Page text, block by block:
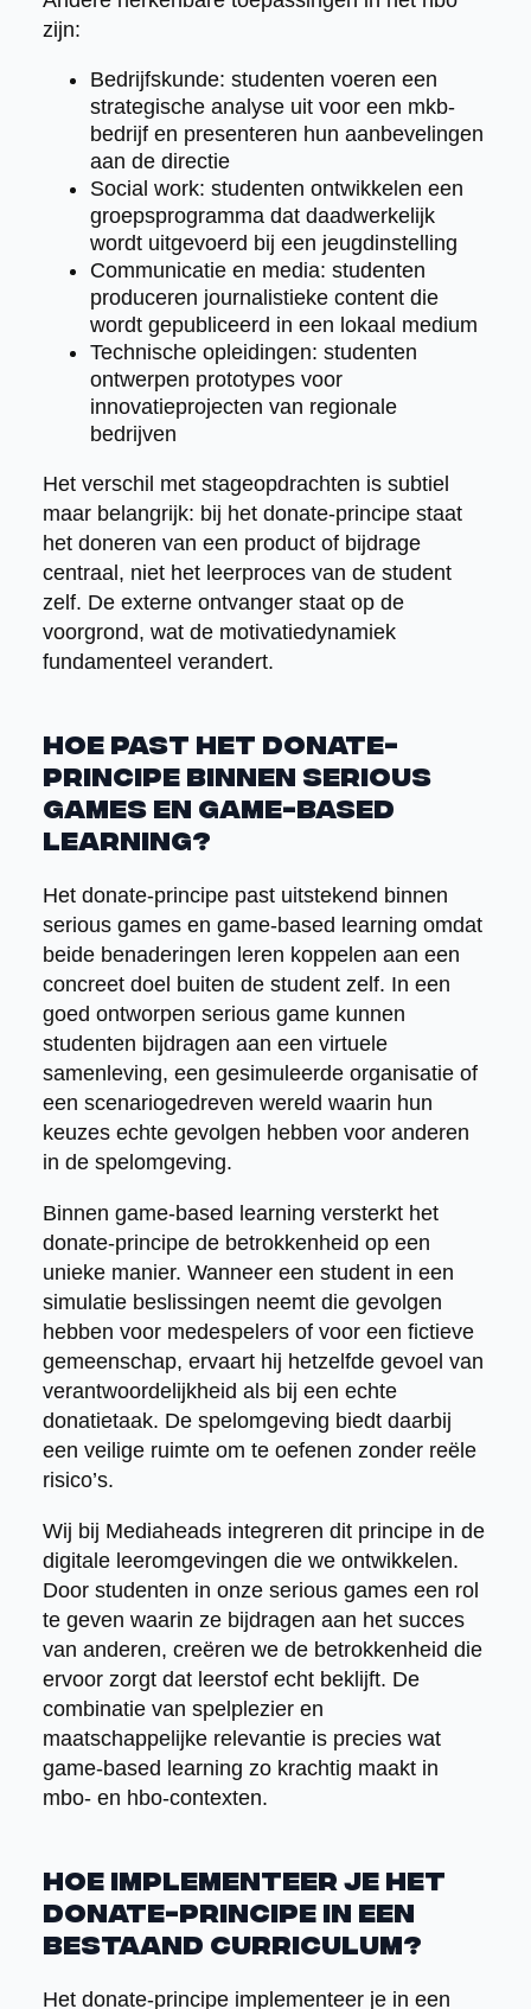
zijn:
Bedrijfskunde: studenten voeren een
strategische analyse uit voor een mkb-
bedrijf en presenteren hun aanbevelingen
aan de directie
Social work: studenten ontwikkelen een
groepsprogramma dat daadwerkelijk
wordt uitgevoerd bij een jeugdinstelling
Communicatie en media: studenten
produceren journalistieke content die
wordt gepubliceerd in een lokaal medium
Technische opleidingen: studenten
ontwerpen prototypes voor
innovatieprojecten van regionale
bedrijven
Het verschil met stageopdrachten is subtiel
maar belangrijk: bij het donate-principe staat
het doneren van een product of bijdrage
centraal, niet het leerproces van de student
zelf. De externe ontvanger staat op de
voorgrond, wat de motivatiedynamiek
fundamenteel verandert.
Hoe past het donate-
principe binnen serious
games en game-based
learning?
Het donate-principe past uitstekend binnen
serious games en game-based learning omdat
beide benaderingen leren koppelen aan een
concreet doel buiten de student zelf. In een
goed ontworpen serious game kunnen
studenten bijdragen aan een virtuele
samenleving, een gesimuleerde organisatie of
een scenariogedreven wereld waarin hun
keuzes echte gevolgen hebben voor anderen
in de spelomgeving.
Binnen game-based learning versterkt het
donate-principe de betrokkenheid op een
unieke manier. Wanneer een student in een
simulatie beslissingen neemt die gevolgen
hebben voor medespelers of voor een fictieve
gemeenschap, ervaart hij hetzelfde gevoel van
verantwoordelijkheid als bij een echte
donatietaak. De spelomgeving biedt daarbij
een veilige ruimte om te oefenen zonder reële
risico’s.
Wij bij Mediaheads integreren dit principe in de
digitale leeromgevingen die we ontwikkelen.
Door studenten in onze serious games een rol
te geven waarin ze bijdragen aan het succes
van anderen, creëren we de betrokkenheid die
ervoor zorgt dat leerstof echt beklijft. De
combinatie van spelplezier en
maatschappelijke relevantie is precies wat
game-based learning zo krachtig maakt in
mbo- en hbo-contexten.
Hoe implementeer je het
donate-principe in een
bestaand curriculum?
Het donate-principe implementeer je in een